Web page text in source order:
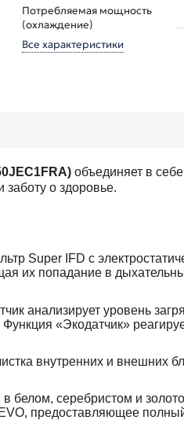
Потребляемая мощность
(охлаждение)
Все характеристики
) объединяет в
о здоровье.
Super IFD с
их попадание в
анализирует уровень
«Экодатчик»
внутренних и внешних
в белом, серебристом и
предоставляющее